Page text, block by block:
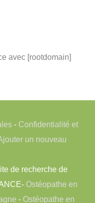
avec [rootdomain]
- Confidentialité et
un nouveau
de recherche de
Ostéopathe en
- Ostéopathe en